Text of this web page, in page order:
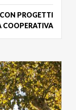
PROGETTI
COOPERATIVA